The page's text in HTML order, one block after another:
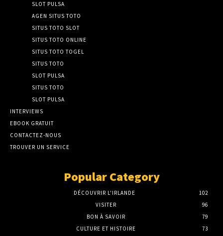
SLOT PULSA
AGEN SITUS TOTO
SITUS TOTO SLOT
SITUS TOTO ONLINE
SITUS TOTO TOGEL
SITUS TOTO
SLOT PULSA
SITUS TOTO
SLOT PULSA
INTERVIEWS
EBOOK GRATUIT
CONTACTEZ-NOUS
TROUVER UN SERVICE
Popular Category
DÉCOUVRIR L'IRLANDE
102
VISITER
96
BON À SAVOIR
79
CULTURE ET HISTOIRE
73